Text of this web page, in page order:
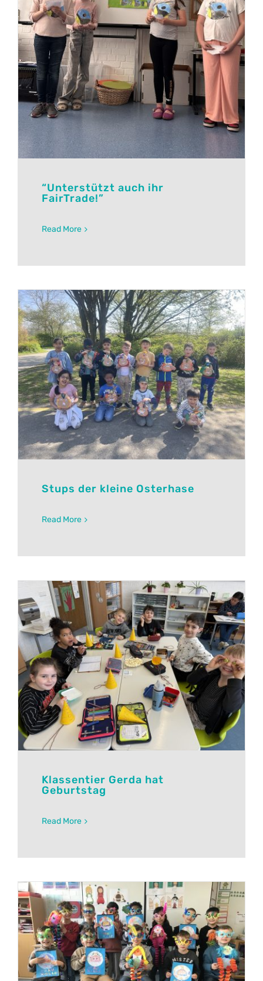
“Unterstützt auch ihr
FairTrade!”
Read More
Stups der kleine Osterhase
Read More
Klassentier Gerda hat
Geburtstag
Read More